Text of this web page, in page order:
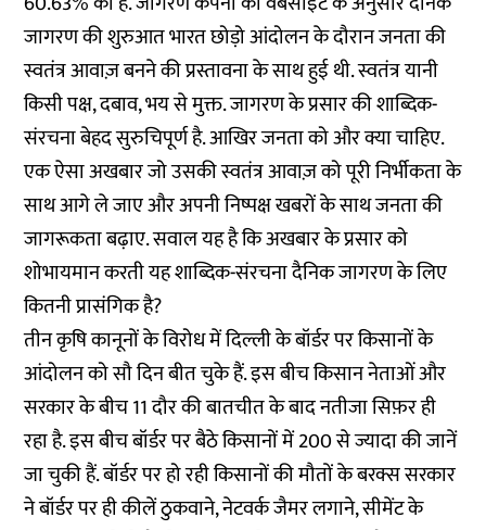
जागरण की शुरुआत भारत छोड़ो आंदोलन के दौरान जनता की
स्वतंत्र आवाज़ बनने की प्रस्तावना के साथ हुई थी. स्वतंत्र यानी
किसी पक्ष, दबाव, भय से मुक्त. जागरण के प्रसार की शाब्दिक-
संरचना बेहद सुरुचिपूर्ण है. आखिर जनता को और क्या चाहिए.
एक ऐसा अखबार जो उसकी स्वतंत्र आवाज़ को पूरी निर्भीकता के
साथ आगे ले जाए और अपनी निष्पक्ष खबरों के साथ जनता की
जागरूकता बढ़ाए. सवाल यह है कि अखबार के प्रसार को
शोभायमान करती यह शाब्दिक-संरचना दैनिक जागरण के लिए
कितनी प्रासंगिक है?
तीन कृषि कानूनों के विरोध में दिल्ली के बॉर्डर पर किसानों के
आंदोलन को सौ दिन बीत चुके हैं. इस बीच किसान नेताओं और
सरकार के बीच 11 दौर की बातचीत के बाद नतीजा सिफ़र ही
रहा है. इस बीच बॉर्डर पर बैठे किसानों में 200 से ज्यादा की जानें
जा चुकी हैं. बॉर्डर पर हो रही किसानों की मौतों के बरक्स सरकार
ने बॉर्डर पर ही कीलें ठुकवाने, नेटवर्क जैमर लगाने, सीमेंट के